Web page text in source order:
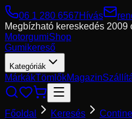
06 1 280 6567Hívás
Megbízható kereskedés 2009
MotorgumiShop
Gumikereső
Kategóriák
MárkákTömlőkMagazin
Főoldal Keresés